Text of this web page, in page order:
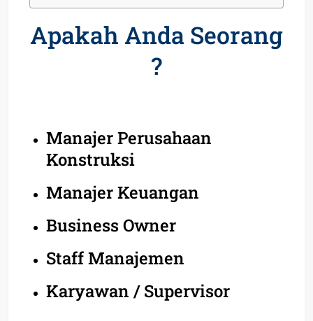
Apakah Anda Seorang
?
Manajer Perusahaan
Konstruksi
Manajer Keuangan
Business Owner
Staff Manajemen
Karyawan / Supervisor